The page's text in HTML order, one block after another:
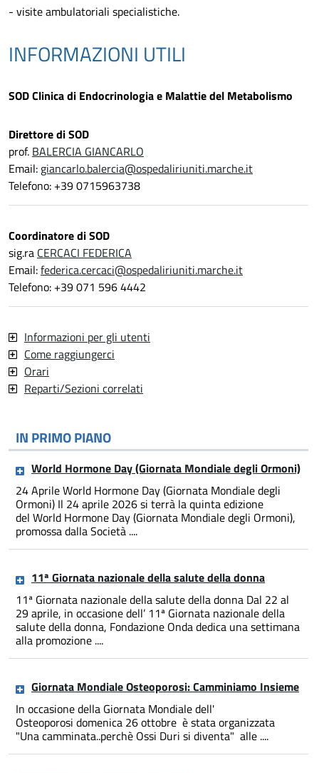
- visite ambulatoriali specialistiche.
INFORMAZIONI UTILI
SOD Clinica di Endocrinologia e Malattie del Metabolismo
Direttore di SOD
prof. BALERCIA GIANCARLO
Email: giancarlo.balercia@ospedaliriuniti.marche.it
Telefono: +39 0715963738
Coordinatore di SOD
sig.ra CERCACI FEDERICA
Email:federica.cercaci@ospedaliriuniti.marche.it
Telefono: +39 071 596 4442
Informazioni per gli utenti
Come raggiungerci
Orari
Reparti/Sezioni correlati
IN PRIMO PIANO
World Hormone Day (Giornata Mondiale degli Ormoni)
24 Aprile World Hormone Day (Giornata Mondiale degli
Ormoni) Il 24 aprile 2026 si terrà la quinta edizione
del World Hormone Day (Giornata Mondiale degli Ormoni),
promossa dalla Società ....
11ª Giornata nazionale della salute della donna
11ª Giornata nazionale della salute della donna Dal 22 al
29 aprile, in occasione dell’ 11ª Giornata nazionale della
salute della donna, Fondazione Onda dedica una settimana
alla promozione ....
Giornata Mondiale Osteoporosi: Camminiamo Insieme
In occasione della Giornata Mondiale dell'
Osteoporosi domenica 26 ottobre è stata organizzata
"Una camminata..perchè Ossi Duri si diventa" alle ....